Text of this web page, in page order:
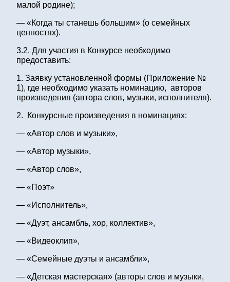
малой родине);
— «Когда ты станешь большим» (о семейных
ценностях).
3.2. Для участия в Конкурсе необходимо
предоставить:
1. Заявку установленной формы (Приложение №
1), где необходимо указать номинацию, авторов
произведения (автора слов, музыки, исполнителя).
2. Конкурсные произведения в номинациях:
— «Автор слов и музыки»,
— «Автор музыки»,
— «Автор слов»,
— «Поэт»
— «Исполнитель»,
— «Дуэт, ансамбль, хор, коллектив»,
— «Видеоклип»,
— «Семейные дуэты и ансамбли»,
— «Детская мастерская» (авторы слов и музыки,